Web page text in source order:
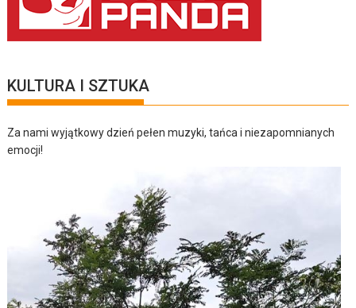
KULTURA I SZTUKA
Za nami wyjątkowy dzień pełen muzyki, tańca i niezapomnianych
emocji!